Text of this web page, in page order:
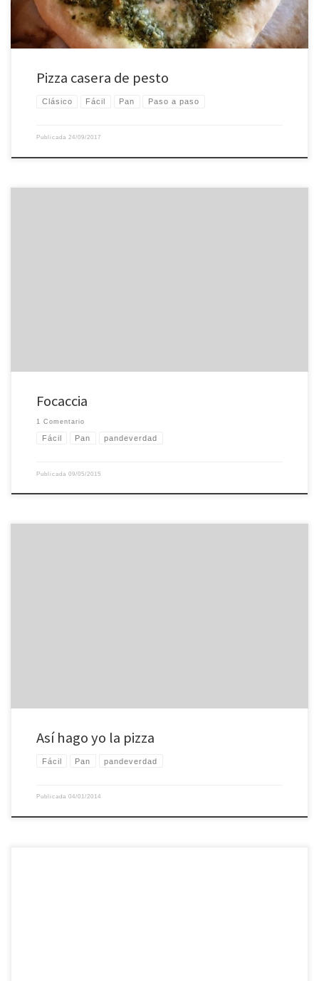
Pizza casera de pesto
Clásico Fácil Pan Paso a paso
Publicada 24/09/2017
Focaccia
1 Comentario
Fácil Pan pandeverdad
Publicada 09/05/2015
Así hago yo la pizza
Fácil Pan pandeverdad
Publicada 04/01/2014